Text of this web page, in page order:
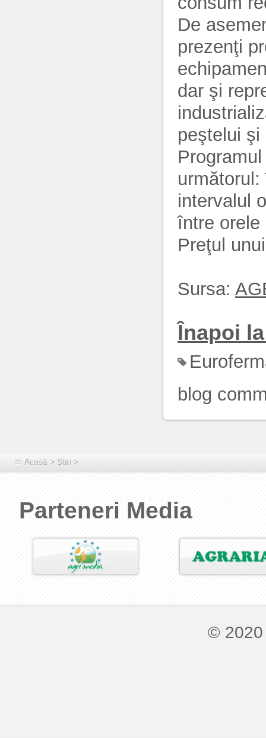
De
prezenţi
dar şi
peştelui şi
intervalul
între orele
Preţul
Sursa:
Înapoi
blog
Acasă > Știri >
Parteneri Media
©